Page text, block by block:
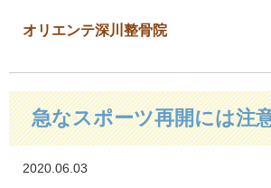
オリエンテ深川整骨院
急なスポーツ再開には注
2020.06.03